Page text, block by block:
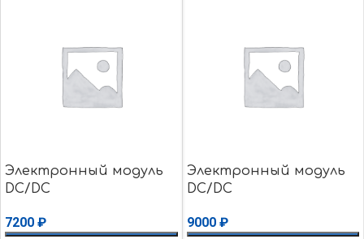
Электронный модуль
DC/DC
МПВ20Д ИРБИС Плата
7200 ₽
Электронный модуль
DC/DC
МПВ5А ИРБИС
9000 ₽